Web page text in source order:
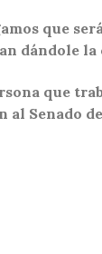
que
dándole
que
al Senado